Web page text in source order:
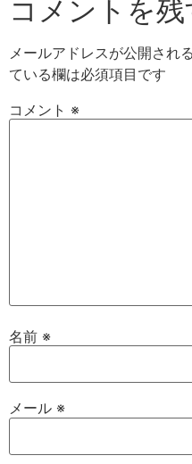
コメントを残
メールアドレスが公開され
ている欄は必須項目です
コメント ※
名前 ※
メール ※